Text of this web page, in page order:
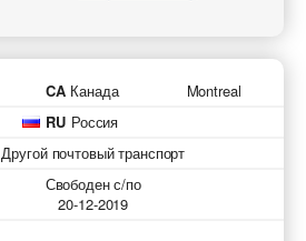
CA Канада Montreal
RU Россия
Другой почтовый транспорт
Свободен с/по
20-12-2019